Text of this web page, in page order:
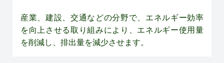
産業、建設、交通などの分野で、エネルギー効率
を向上させる取り組みにより、エネルギー使用量
を削減し、排出量を減少させます。